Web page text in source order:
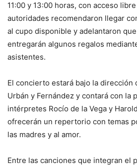
11:00 y 13:00 horas, con acceso
autoridades recomendaron llegar
al cupo disponible y adelantaron
entregarán algunos regalos
asistentes.
El concierto estará bajo la dirección
Urbán y Fernández y contará con la
intérpretes Rocío de la Vega y
ofrecerán un repertorio con temas
las madres y al amor.
Entre las canciones que integran el